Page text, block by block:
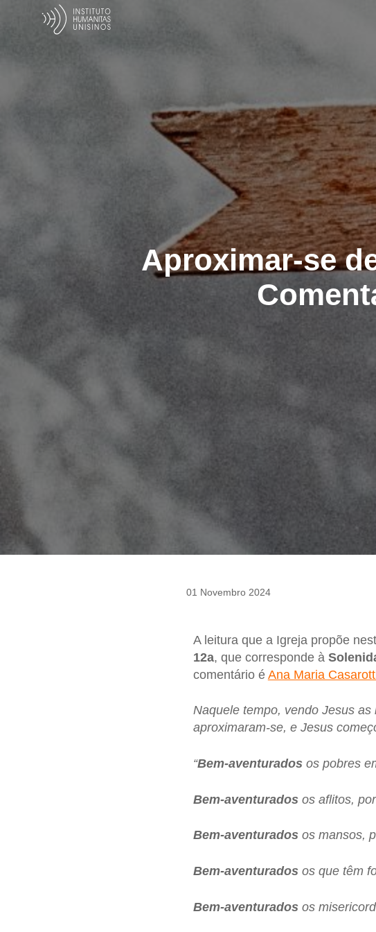
Aproximar-se
01 Novembro 2024
A leitura que a Igreja propõe
12a, que corresponde à
comentário é Ana Maria
Naquele tempo, vendo Jesus
aproximaram-se, e Jesus
“Bem-aventuradosos pobres
Bem-aventuradosos aflitos,
Bem-aventuradosos mansos,
Bem-aventuradosos que têm
Bem-aventuradosos